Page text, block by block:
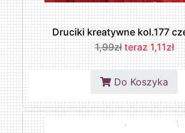
Druciki kreatywne kol.177
1,99zł teraz 1,11zł
Do Koszyka